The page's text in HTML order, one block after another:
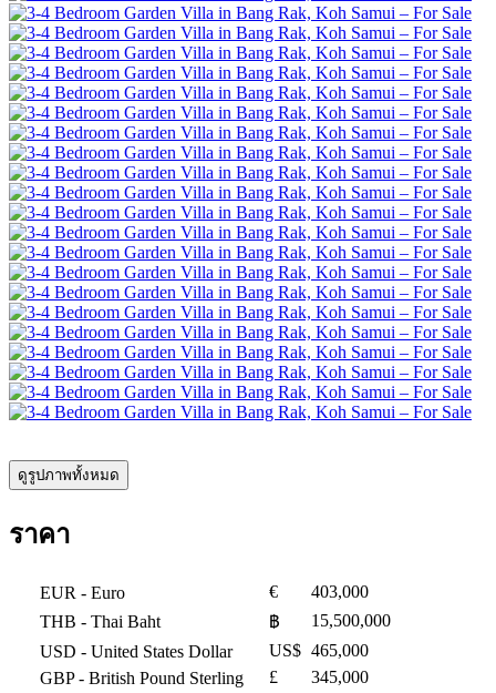
ดูรูปภาพทั้งหมด
ราคา
EUR - Euro €
403,000
THB - Thai Baht ฿
15,500,000
USD - United States Dollar US$ 465,000
GBP- British Pound Sterling £
345,000